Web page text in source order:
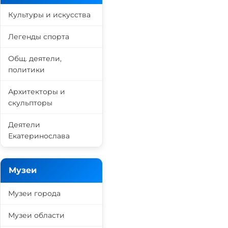
Культуры и искусства
Легенды спорта
Общ. деятели,
политики
Архитекторы и
скульпторы
Деятели
Екатеринослава
Музеи
Музеи города
Музеи области